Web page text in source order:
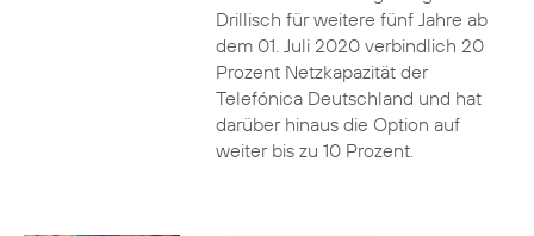
Drillisch für weitere fünf Jahre ab
dem 01. Juli 2020 verbindlich 20
Prozent Netzkapazität der
Telefónica Deutschland und hat
darüber hinaus die Option auf
weiter bis zu 10 Prozent.